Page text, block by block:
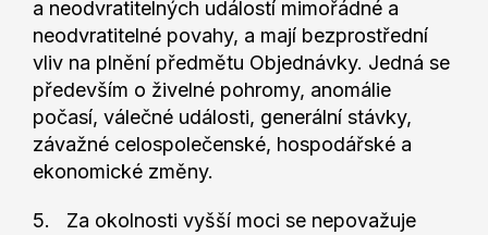
a neodvratitelných událostí mimořádné a
neodvratitelné povahy, a mají bezprostřední
vliv na plnění předmětu Objednávky. Jedná se
především o živelné pohromy, anomálie
počasí, válečné události, generální stávky,
závažné celospolečenské, hospodářské a
ekonomické změny.
5. Za okolnosti vyšší moci se nepovažuje